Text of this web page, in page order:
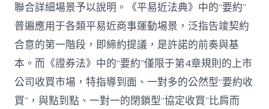
聯合詳細場景予以說明。《平易近法典》中的“要約”
普遍應用于各類平易近商事運動場景，泛指告竣契約
合意的第一階段，即締約提議，是許諾的前奏與基
本。而《證券法》中的“要約”僅限于第4章規則的上市
公司收買市場，特指導到面、一對多的公然型“要約收
買”，與點到點、一對一的閉鎖型“協定收買”比肩而